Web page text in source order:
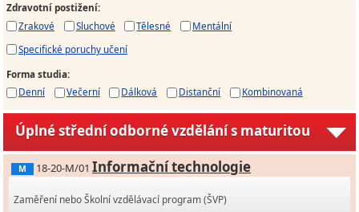
Zdravotní postižení:
Zrakové
Sluchové Tělesné
Mentální
Specifické poruchy učení
Forma studia:
Denní
Večerní Dálková Distanční Kombinovaná
Úplné střední odborné vzdělání s maturitou
M 18-20-M/01 Informační technologie
Zaměření nebo Školní vzdělávací program (ŠVP)